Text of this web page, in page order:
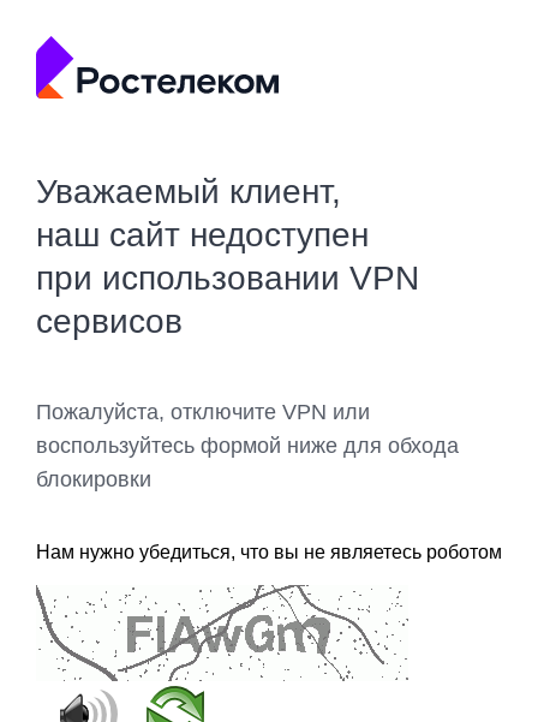
Уважаемый клиент,
наш сайт недоступен
при использовании VPN
сервисов
Пожалуйста, отключите VPN или
воспользуйтесь формой ниже для обхода
блокировки
Нам нужно убедиться, что вы не являетесь роботом